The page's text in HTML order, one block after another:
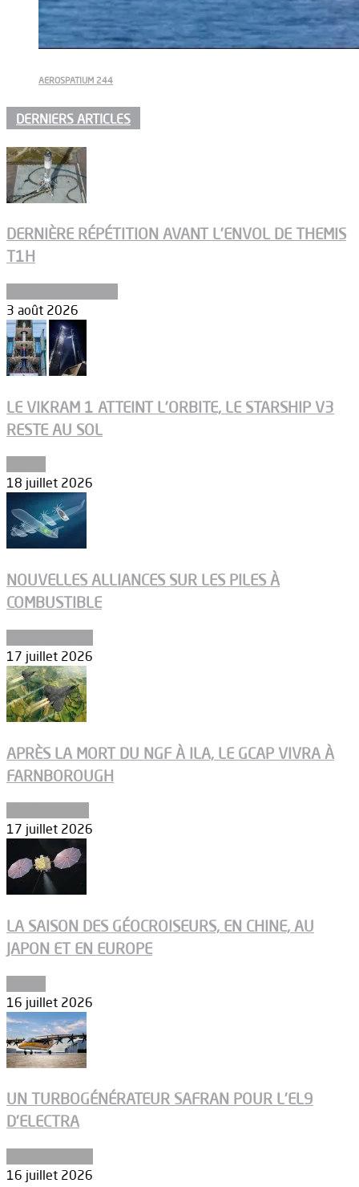
AEROSPATIUM 244
DERNIERS ARTICLES
DERNIÈRE RÉPÉTITION AVANT L’ENVOL DE THEMIS
T1H
3 août 2026
LE VIKRAM 1 ATTEINT L’ORBITE, LE STARSHIP V3
RESTE AU SOL
18 juillet 2026
NOUVELLES ALLIANCES SUR LES PILES À
COMBUSTIBLE
17 juillet 2026
APRÈS LA MORT DU NGF À ILA, LE GCAP VIVRA À
FARNBOROUGH
17 juillet 2026
LA SAISON DES GÉOCROISEURS, EN CHINE, AU
JAPON ET EN EUROPE
16 juillet 2026
UN TURBOGÉNÉRATEUR SAFRAN POUR L’EL9
D’ELECTRA
16 juillet 2026